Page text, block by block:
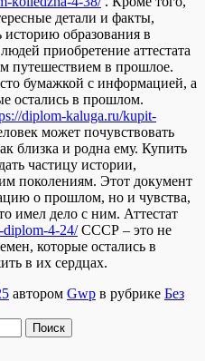
детали и факты,
образования в
приобретение аттестата
путешествием в прошлое.
бумажкой с информацией, а
остались в прошлом.
diplom-kaluga.ru/kupit-
может почувствовать
близка и родна ему. Купить
частицу истории,
поколениям. Этот документ
о прошлом, но и чувства,
имел дело с ним. Аттестат
4-24/СССР – это не
которые остались в
в их сердцах.
автором Gwp в рубрике Без